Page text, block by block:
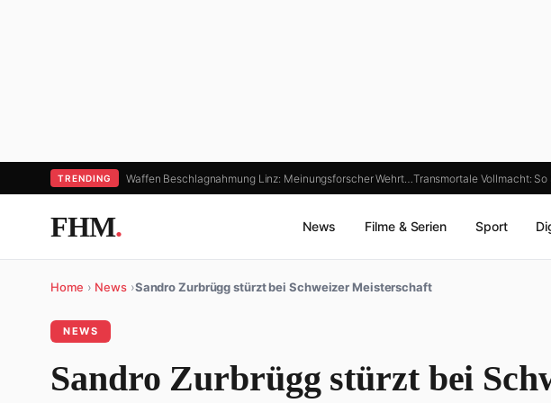
TRENDING Waffen Beschlagnahmung Linz: Meinungsforscher Wehrt… Transmortale Vollmacht: So
FHM. News Filme & Serien Sport
Home › News ›Sandro Zurbrügg stürzt bei Schweizer Meisterschaft
NEWS
Sandro Zurbrügg stürzt bei